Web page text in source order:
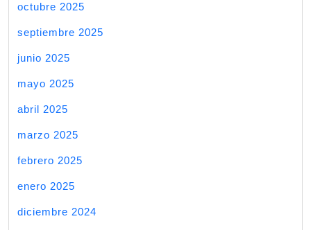
octubre 2025
septiembre 2025
junio 2025
mayo 2025
abril 2025
marzo 2025
febrero 2025
enero 2025
diciembre 2024